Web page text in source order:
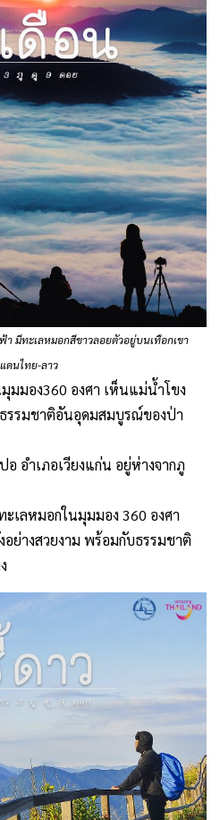
มีทะเลหมอกสีขาวลอยตัวอยู่บนเทือกเขา
ดนไทย-ลาว
มมอง360 องศา เห็นแม่น้ำโขง
รรมชาติอันอุดมสมบูรณ์ของป่า
อำเภอเวียงแก่น อยู่ห่างจากภู
เลหมอกในมุมมอง 360 องศา
ย่างสวยงาม พร้อมกับธรรมชาติ